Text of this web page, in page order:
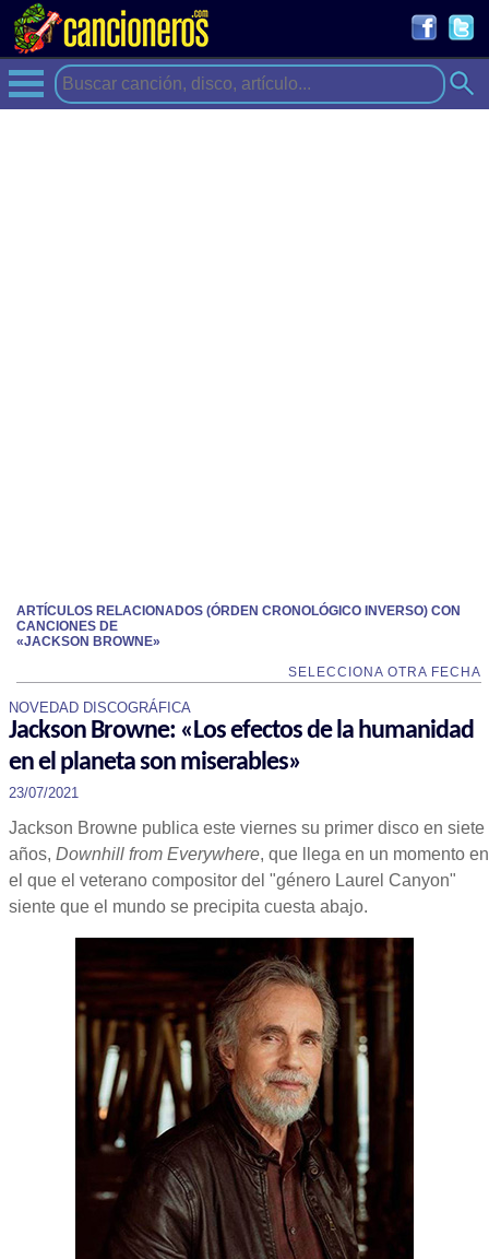
ARTÍCULOS RELACIONADOS (ÓRDEN CRONOLÓGICO INVERSO) CON
CANCIONES DE
«JACKSON BROWNE»
SELECCIONA OTRA FECHA
NOVEDAD DISCOGRÁFICA
Jackson Browne: «Los efectos de la humanidad
en el planeta son miserables»
23/07/2021
Jackson Browne publica este viernes su primer disco en siete
años, Downhill from Everywhere, que llega en un momento en
el que el veterano compositor del "género Laurel Canyon"
siente que el mundo se precipita cuesta abajo.